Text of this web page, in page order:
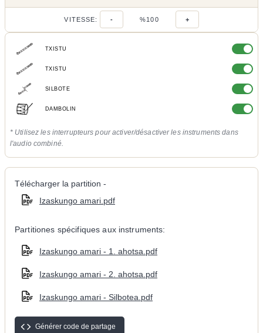
VITESSE: - %100 +
TXISTU
TXISTU
SILBOTE
DAMBOLIN
* Utilisez les interrupteurs pour activer/désactiver les instruments dans
l'audio combiné.
Télécharger la partition -
Izaskungo amari.pdf
Partitiones spécifiques aux instruments:
Izaskungo amari - 1. ahotsa.pdf
Izaskungo amari - 2. ahotsa.pdf
Izaskungo amari - Silbotea.pdf
Générer code de partage